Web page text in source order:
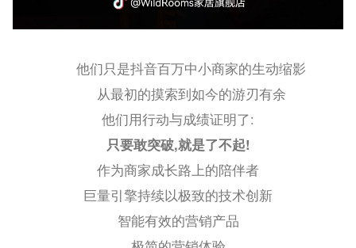
他们只是抖音百万中小商家的生动缩影
从最初的摸索到如今的游刃有余
他们用行动与成绩证明了:
只要敢突破,就是了不起!
作为商家成长路上的陪伴者
巨量引擎持续以极致的技术创新
智能有效的营销产品